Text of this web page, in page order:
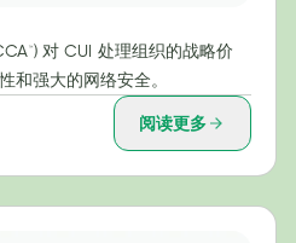
对 CUI 处理组织的战略价
和强大的网络安全。
阅读更多